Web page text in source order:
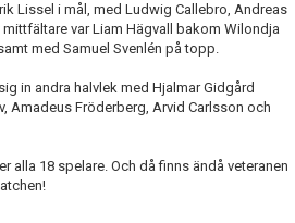
Lissel i mål, med Ludwig Callebro, Andreas
var Liam Hägvall bakom Wilondja
med Samuel Svenlén på topp.
in andra halvlek med Hjalmar Gidgård
Amadeus Fröderberg, Arvid Carlsson och
alla 18 spelare. Och då finns ändå veteranen